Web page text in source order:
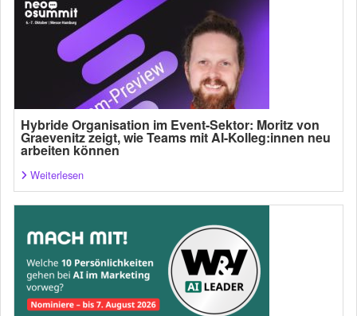
Hybride Organisation im Event-Sektor: Moritz von
Graevenitz zeigt, wie Teams mit AI-Kolleg:innen neu
arbeiten können
Weiterlesen